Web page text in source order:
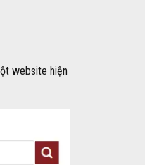
website hiện